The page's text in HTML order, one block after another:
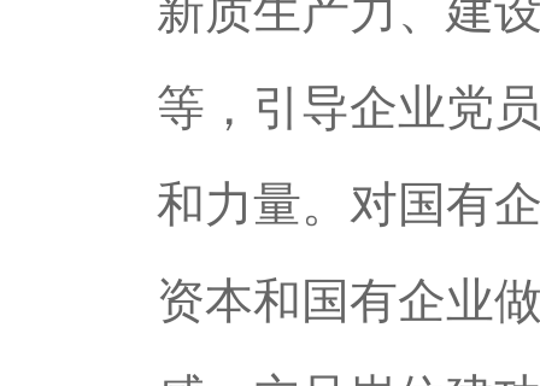
新质生产力、建
等，引导企业党
和力量。对国有
资本和国有企业